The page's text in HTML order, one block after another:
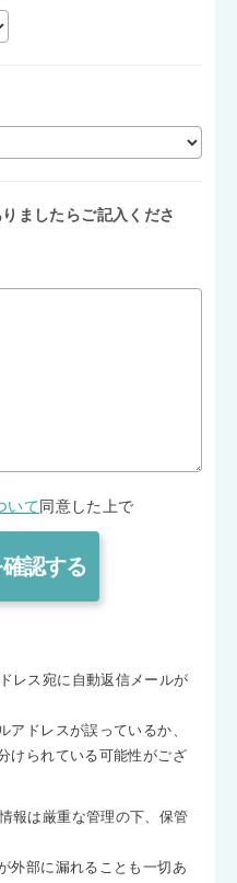
ましたらご記入くださ
いて 同意した上で
レス宛に自動返信メールが
アドレスが誤っているか、
けられている可能性がござ
報は厳重な管理の下、保管
外部に漏れることも一切あ